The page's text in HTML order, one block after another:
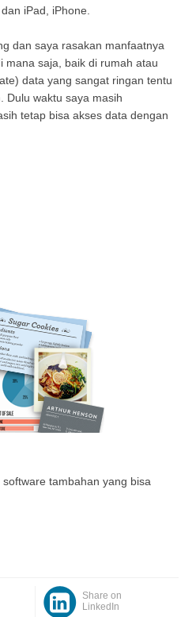
iPad, iPhone.
dan saya rasakan manfaatnya
mana saja, baik di rumah atau
data yang sangat ringan tentu
Dulu waktu saya masih
tetap bisa akses data dengan
tambahan yang bisa
Share on
LinkedIn